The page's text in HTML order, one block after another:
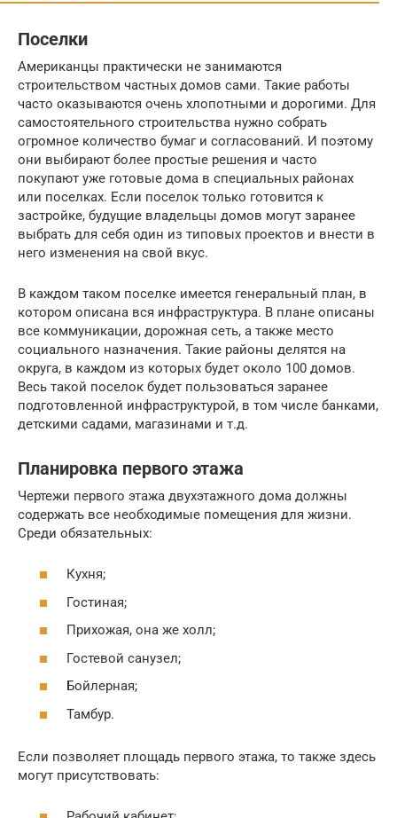
Поселки
Американцы практически не занимаются
строительством частных домов сами. Такие работы
часто оказываются очень хлопотными и дорогими. Для
самостоятельного строительства нужно собрать
огромное количество бумаг и согласований. И поэтому
они выбирают более простые решения и часто
покупают уже готовые дома в специальных районах
или поселках. Если поселок только готовится к
застройке, будущие владельцы домов могут заранее
выбрать для себя один из типовых проектов и внести в
него изменения на свой вкус.
В каждом таком поселке имеется генеральный план, в
котором описана вся инфраструктура. В плане описаны
все коммуникации, дорожная сеть, а также место
социального назначения. Такие районы делятся на
округа, в каждом из которых будет около 100 домов.
Весь такой поселок будет пользоваться заранее
подготовленной инфраструктурой, в том числе банками,
детскими садами, магазинами и т.д.
Планировка первого этажа
Чертежи первого этажа двухэтажного дома должны
содержать все необходимые помещения для жизни.
Среди обязательных:
Кухня;
Гостиная;
Прихожая, она же холл;
Гостевой санузел;
Бойлерная;
Тамбур.
Если позволяет площадь первого этажа, то также здесь
могут присутствовать: